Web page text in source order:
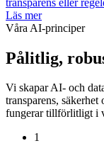
Läs mer
Våra AI-principer
Pålitlig,
Vi skapar AI- och
transparens,
fungerar tillförlitligt i
1